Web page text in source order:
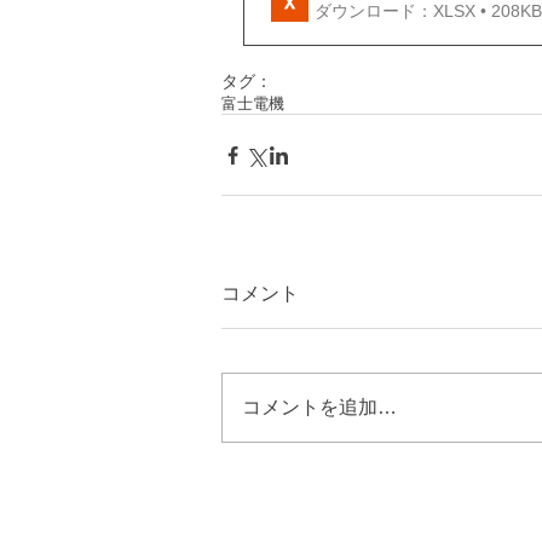
ダウンロード：XLSX • 208KB
タグ：
富士電機
コメント
コメントを追加…